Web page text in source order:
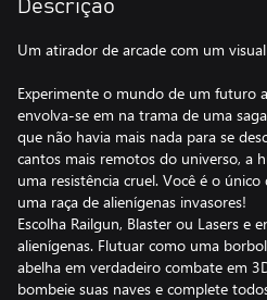
Descrição
Um atirador de arcade com um
Experimente o mundo de um futuro
envolva-se em na trama de uma
que não havia mais nada para se
cantos mais remotos do universo, a
uma resistência cruel. Você é o
uma raça de alienígenas invasores!
Escolha Railgun, Blaster ou Lasers e
alienígenas. Flutuar como uma
abelha em verdadeiro combate em
bombeie suas naves e complete